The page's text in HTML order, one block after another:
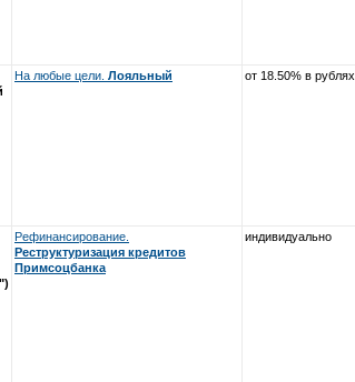
На любые цели. Лояльный от 18.50% в рублях
Рефинансирование.
Реструктуризация кредитов
Примсоцбанка
индивидуально